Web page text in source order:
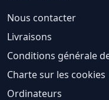
Nous contacter
Livraisons
Conditions générale
Charte sur les cookies
Ordinateurs